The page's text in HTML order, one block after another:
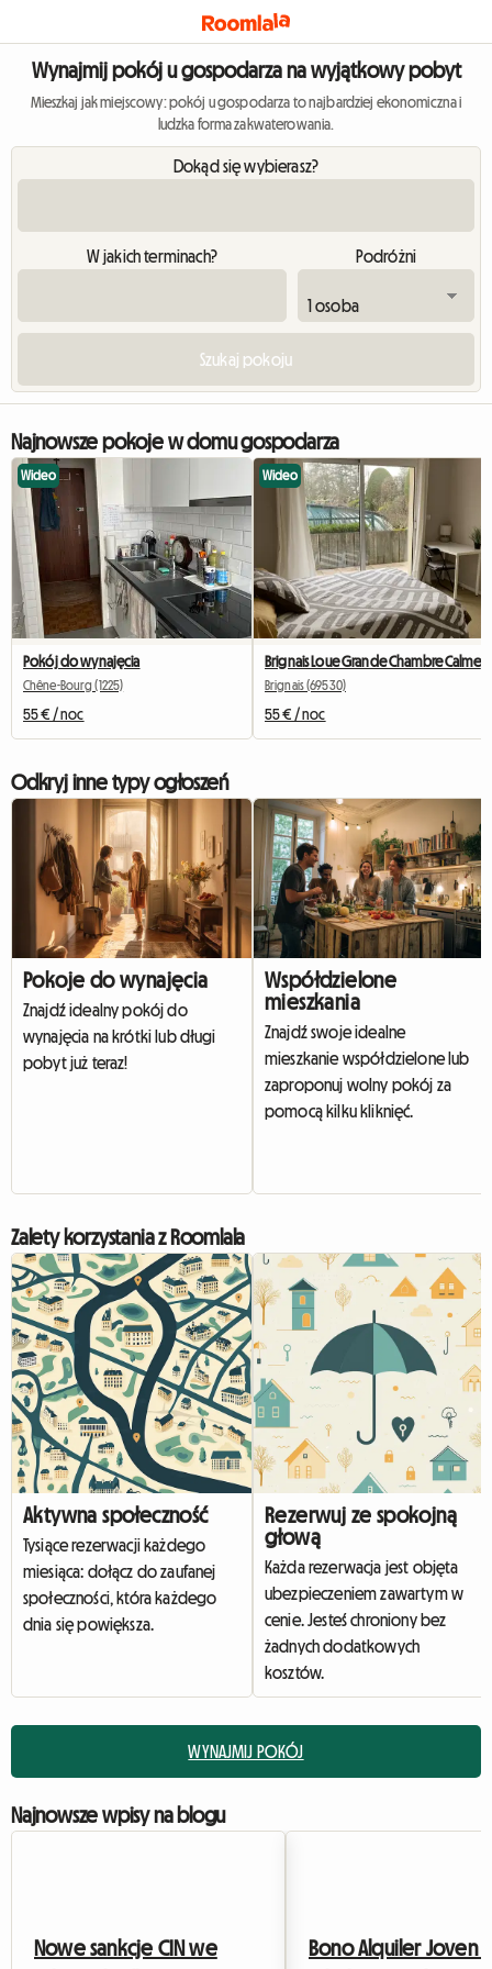
Wynajmij pokój u gospodarza na wyjątkowy pobyt
Mieszkaj jak miejscowy: pokój u gospodarza to najbardziej ekonomiczna i
ludzka forma zakwaterowania.
Dokąd się wybierasz?
W jakich terminach? Podróżni
Najnowsze pokoje w domu gospodarza
Wideo
Pokój do wynajęcia
Chêne-Bourg (1225)
55 € / noc
Wideo
Brignais Loue Grande Chambre Calme
Brignais (69530)
55 € / noc
Odkryj inne typy ogłoszeń
Pokoje do wynajęcia
Znajdź idealny pokój do
wynajęcia na krótki lub długi
pobyt już teraz!
Współdzielone
mieszkania
Znajdź swoje idealne
mieszkanie współdzielone lub
zaproponuj wolny pokój za
pomocą kilku kliknięć.
Zalety korzystania z Roomlala
Aktywna społeczność
Tysiące rezerwacji każdego
miesiąca: dołącz do zaufanej
społeczności, która każdego
dnia się powiększa.
Rezerwuj ze spokojną
głową
Każda rezerwacja jest objęta
ubezpieczeniem zawartym w
cenie. Jesteś chroniony bez
żadnych dodatkowych
kosztów.
WYNAJMIJ POKÓJ
Najnowsze wpisy na blogu
Nowe sankcje CIN we
Bono Alquiler Joven